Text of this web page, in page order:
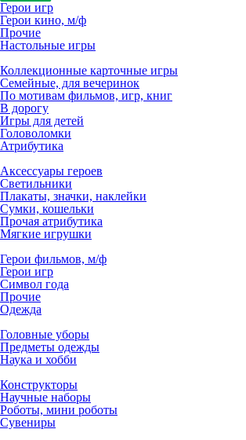
Герои игр
Герои кино, м/ф
Прочие
Настольные игры
Коллекционные карточные игры
Семейные, для вечеринок
По мотивам фильмов, игр, книг
В дорогу
Игры для детей
Головоломки
Атрибутика
Аксессуары героев
Светильники
Плакаты, значки, наклейки
Сумки, кошельки
Прочая атрибутика
Мягкие игрушки
Герои фильмов, м/ф
Герои игр
Символ года
Прочие
Одежда
Головные уборы
Предметы одежды
Наука и хобби
Конструкторы
Научные наборы
Роботы, мини роботы
Сувениры